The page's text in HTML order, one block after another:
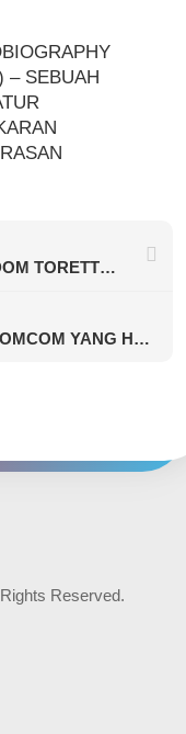
– SEBUAH
FAST X (2023) – AKSI HEROIK DOM TORETTO MENYELAMATKAN “MI FAMILIA”
LOVE AGAIN (2023) – FILM ROMCOM YANG HEARTWARMING, LUCU, DAN MENGGEMASKAN
Reserved.